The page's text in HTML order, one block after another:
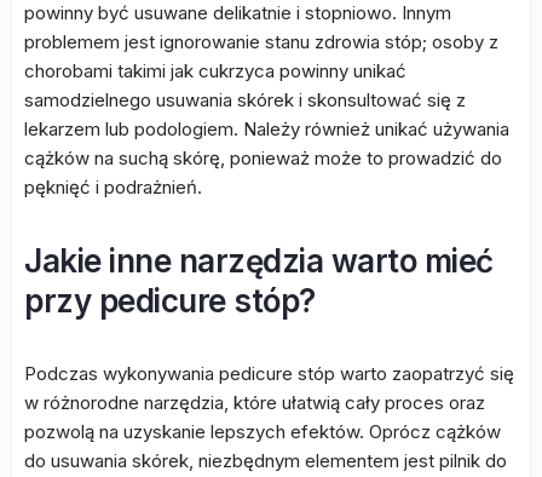
powinny być usuwane delikatnie i stopniowo. Innym
problemem jest ignorowanie stanu zdrowia stóp; osoby z
chorobami takimi jak cukrzyca powinny unikać
samodzielnego usuwania skórek i skonsultować się z
lekarzem lub podologiem. Należy również unikać używania
cążków na suchą skórę, ponieważ może to prowadzić do
pęknięć i podrażnień.
Jakie inne narzędzia warto mieć
przy pedicure stóp?
Podczas wykonywania pedicure stóp warto zaopatrzyć się
w różnorodne narzędzia, które ułatwią cały proces oraz
pozwolą na uzyskanie lepszych efektów. Oprócz cążków
do usuwania skórek, niezbędnym elementem jest pilnik do